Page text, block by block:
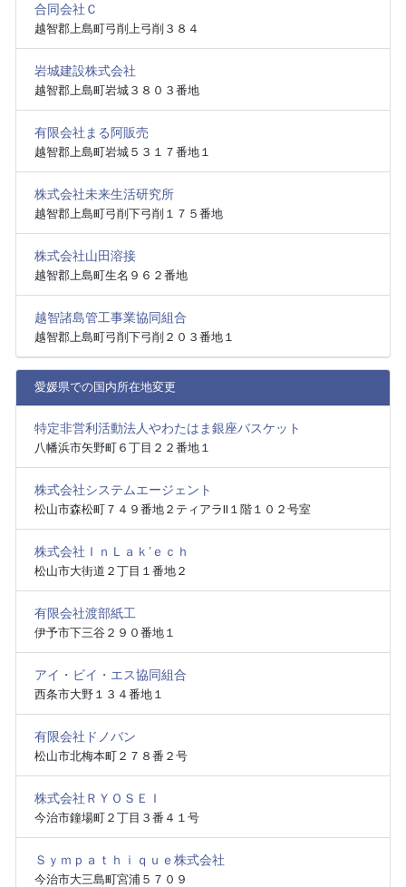
合同会社Ｃ
越智郡上島町弓削上弓削３８４
岩城建設株式会社
越智郡上島町岩城３８０３番地
有限会社まる阿販売
越智郡上島町岩城５３１７番地１
株式会社未来生活研究所
越智郡上島町弓削下弓削１７５番地
株式会社山田溶接
越智郡上島町生名９６２番地
越智諸島管工事業協同組合
越智郡上島町弓削下弓削２０３番地１
愛媛県での国内所在地変更
特定非営利活動法人やわたはま銀座バスケット
八幡浜市矢野町６丁目２２番地１
株式会社システムエージェント
松山市森松町７４９番地２ティアラⅡ１階１０２号室
株式会社ＩｎＬａｋ’ｅｃｈ
松山市大街道２丁目１番地２
有限会社渡部紙工
伊予市下三谷２９０番地１
アイ・ビイ・エス協同組合
西条市大野１３４番地１
有限会社ドノバン
松山市北梅本町２７８番２号
株式会社ＲＹＯＳＥＩ
今治市鐘場町２丁目３番４１号
Ｓｙｍｐａｔｈｉｑｕｅ株式会社
今治市大三島町宮浦５７０９